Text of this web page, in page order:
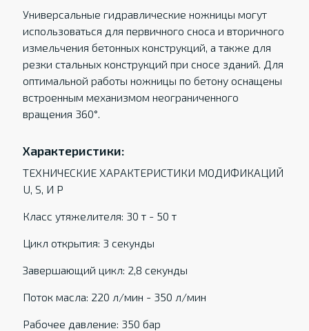
Универсальные гидравлические ножницы могут
использоваться для первичного сноса и вторичного
измельчения бетонных конструкций, а также для
резки стальных конструкций при сносе зданий. Для
оптимальной работы ножницы по бетону оснащены
встроенным механизмом неограниченного
вращения 360°.
Характеристики:
ТЕХНИЧЕСКИЕ ХАРАКТЕРИСТИКИ МОДИФИКАЦИЙ
U, S, И P
Класс утяжелителя: 30 т - 50 т
Цикл открытия: 3 секунды
Завершающий цикл: 2,8 секунды
Поток масла: 220 л/мин - 350 л/мин
Рабочее давление: 350 бар